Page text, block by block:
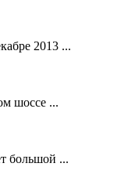
2013 ...
шоссе ...
большой ...